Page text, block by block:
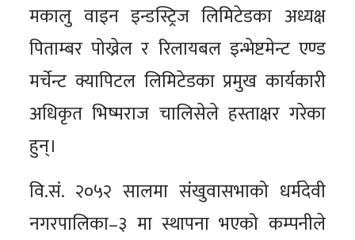
मकालु वाइन इन्डस्ट्रिज लिमिटेडका अध्यक्ष
पिताम्बर पोख्रेल र रिलायबल इन्भेष्टमेन्ट एण्ड
मर्चेन्ट क्यापिटल लिमिटेडका प्रमुख कार्यकारी
अधिकृत भिष्मराज चालिसेले हस्ताक्षर गरेका
हुन्।
वि.सं. २०५२ सालमा संखुवासभाको धर्मदेवी
नगरपालिका–३ मा स्थापना भएको कम्पनीले